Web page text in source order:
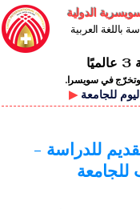
الدولية
باللغة العربية
وتخرّج في سويسرا.
▶
للدراسة -
للجامعة